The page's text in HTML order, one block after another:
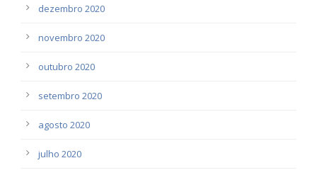
dezembro 2020
novembro 2020
outubro 2020
setembro 2020
agosto 2020
julho 2020